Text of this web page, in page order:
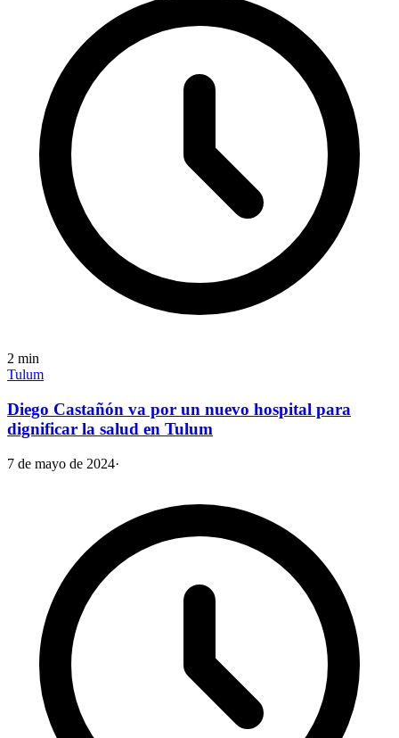
2 min
Tulum
Diego Castañón va por un nuevo hospital para
dignificar la salud en Tulum
7 de mayo de 2024·